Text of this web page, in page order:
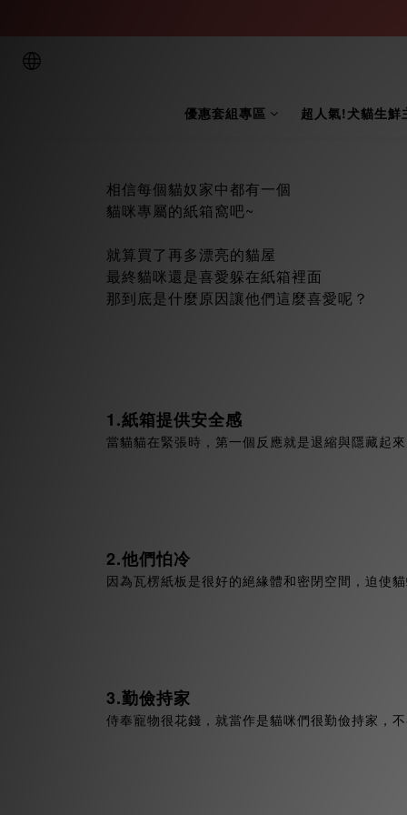
優惠套組專區 超人氣!犬貓生鮮
相信每個貓奴家中都有一個
貓咪專屬的紙箱窩吧~
就算買了再多漂亮的貓屋
最終貓咪還是喜愛躲在紙箱裡面
那到底是什麼原因讓他們這麼喜愛呢？
1.紙箱提供安全感
當貓貓在緊張時，第一個反應就是退縮與隱藏起
2.他們怕冷
因為瓦楞紙板是很好的絕緣體和密閉空間，迫使
3.勤儉持家
侍奉寵物很花錢，就當作是貓咪們很勤儉持家，